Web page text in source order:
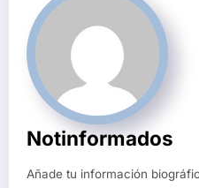
Notinformados
Añade tu información